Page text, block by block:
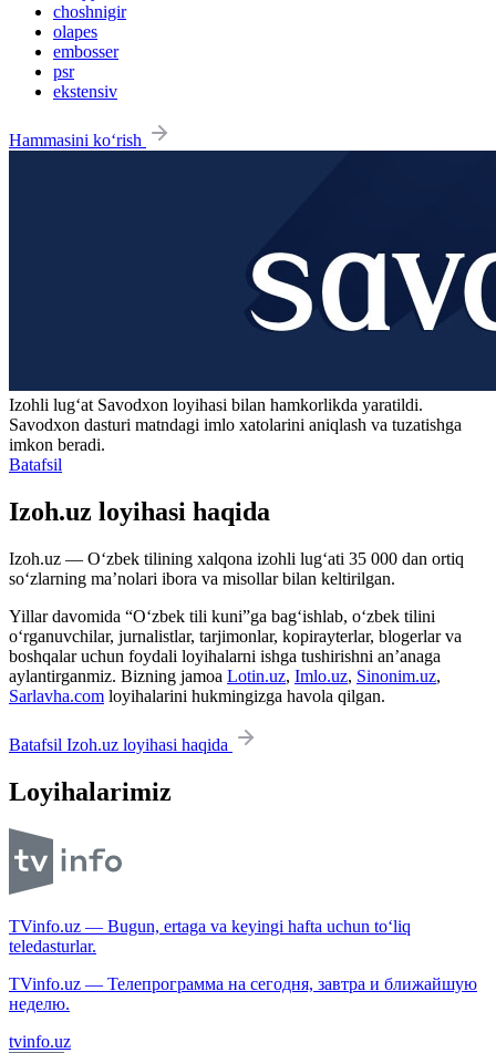
choshnigir
olapes
embosser
psr
ekstensiv
Hammasini ko‘rish
Izohli lugʻat Savodxon loyihasi bilan hamkorlikda yaratildi.
Savodxon dasturi matndagi imlo xatolarini aniqlash va tuzatishga
imkon beradi.
Batafsil
Izoh.uz loyihasi haqida
Izoh.uz — O‘zbek tilining xalqona izohli lug‘ati 35 000 dan ortiq
so‘zlarning ma’nolari ibora va misollar bilan keltirilgan.
Yillar davomida “O‘zbek tili kuni”ga bag‘ishlab, o‘zbek tilini
o‘rganuvchilar, jurnalistlar, tarjimonlar, kopirayterlar, blogerlar va
boshqalar uchun foydali loyihalarni ishga tushirishni an’anaga
aylantirganmiz. Bizning jamoa Lotin.uz, Imlo.uz, Sinonim.uz,
Sarlavha.com loyihalarini hukmingizga havola qilgan.
Batafsil Izoh.uz loyihasi haqida
Loyihalarimiz
TVinfo.uz — Bugun, ertaga va keyingi hafta uchun to‘liq
teledasturlar.
TVinfo.uz — Телепрограмма на сегодня, завтра и ближайшую
неделю.
tvinfo.uz